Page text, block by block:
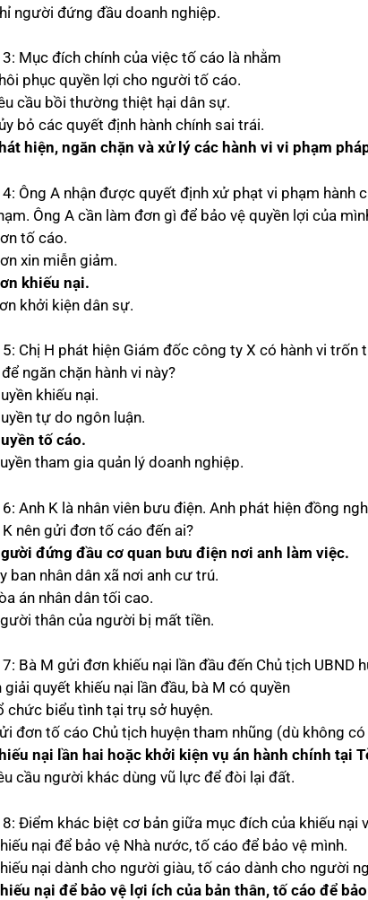
người đứng đầu doanh nghiệp.
3: Mục đích chính của việc tố cáo là nhằm
phục quyền lợi cho người tố cáo.
cầu bồi thường thiệt hại dân sự.
bỏ các quyết định hành chính sai trái.
hiện, ngăn chặn và xử lý các hành vi vi phạm
4: Ông A nhận được quyết định xử phạt vi phạm
Ông A cần làm đơn gì để bảo vệ quyền lợi của
tố cáo.
xin miễn giảm.
khiếu nại.
khởi kiện dân sự.
5: Chị H phát hiện Giám đốc công ty X có hành vi
ngăn chặn hành vi này?
khiếu nại.
tự do ngôn luận.
tố cáo.
tham gia quản lý doanh nghiệp.
6: Anh K là nhân viên bưu điện. Anh phát hiện đồng
K nên gửi đơn tố cáo đến ai?
đứng đầu cơ quan bưu điện nơi anh làm việc.
ban nhân dân xã nơi anh cư trú.
án nhân dân tối cao.
thân của người bị mất tiền.
7: Bà M gửi đơn khiếu nại lần đầu đến Chủ tịch
giải quyết khiếu nại lần đầu, bà M có quyền
chức biểu tình tại trụ sở huyện.
đơn tố cáo Chủ tịch huyện tham nhũng (dù không
nại lần hai hoặc khởi kiện vụ án hành chính tại
cầu người khác dùng vũ lực để đòi lại đất.
8: Điểm khác biệt cơ bản giữa mục đích của khiếu nại
nại để bảo vệ Nhà nước, tố cáo để bảo vệ mình.
nại dành cho người giàu, tố cáo dành cho người
nại để bảo vệ lợi ích của bản thân, tố cáo để